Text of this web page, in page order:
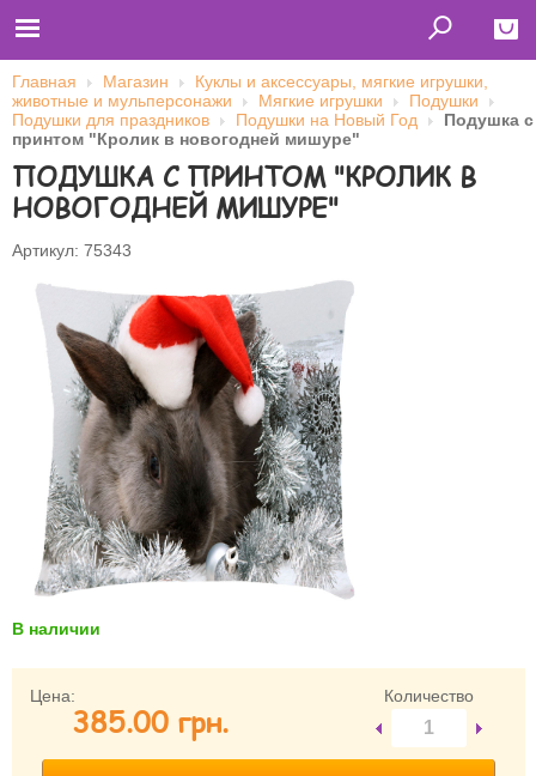
Close
Главная
Футболки
Толстовки (кенгурушки)
Свитшоты
Бейсболки
Оплата и доставка
О нас
Сотрудничество
Имя пользователя (логин)
Запомнить меня
Забыли пароль?
Забыли имя пользователя (логин)?
Регистрация
Главная Магазин
Куклы и аксессуары, мягкие игрушки,
животные и мульперсонажи
Мягкие игрушки
Подушки
Подушки для праздников
Подушки на Новый Год
Подушка с
принтом "Кролик в новогодней мишуре"
ПОДУШКА С ПРИНТОМ "КРОЛИК В
НОВОГОДНЕЙ МИШУРЕ"
Артикул: 75343
В наличии
Цена:
385.00 грн.
Количество